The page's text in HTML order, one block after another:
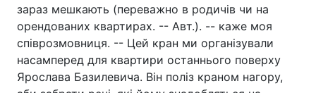
зараз мешкають (переважно в родичів чи на
орендованих квартирах. -- Авт.). -- каже моя
співрозмовниця. -- Цей кран ми організували
насамперед для квартири останнього поверху
Ярослава Базилевича. Він поліз краном нагору,